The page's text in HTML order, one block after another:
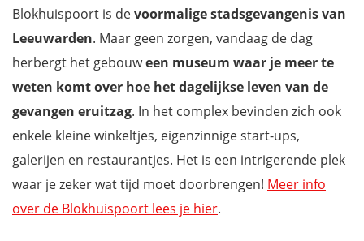
Blokhuispoort is devoormalige stadsgevangenis van
Leeuwarden. Maar geen zorgen, vandaag de dag
herbergt het gebouween museum waar je meer te
weten komt over hoe het dagelijkse leven van de
gevangen eruitzag. In het complex bevinden zich ook
enkele kleine winkeltjes, eigenzinnige start-ups,
galerijen en restaurantjes. Het is een intrigerende plek
waar je zeker wat tijd moet doorbrengen! Meer info
over de Blokhuispoort lees je hier.